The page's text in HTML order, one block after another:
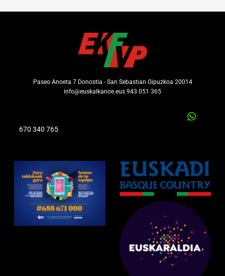
Paseo Anoeta 7 Donostia - San Sebastian Gipuzkoa 20014
info@euskalkanoe.eus 943 051 365
670 340 765